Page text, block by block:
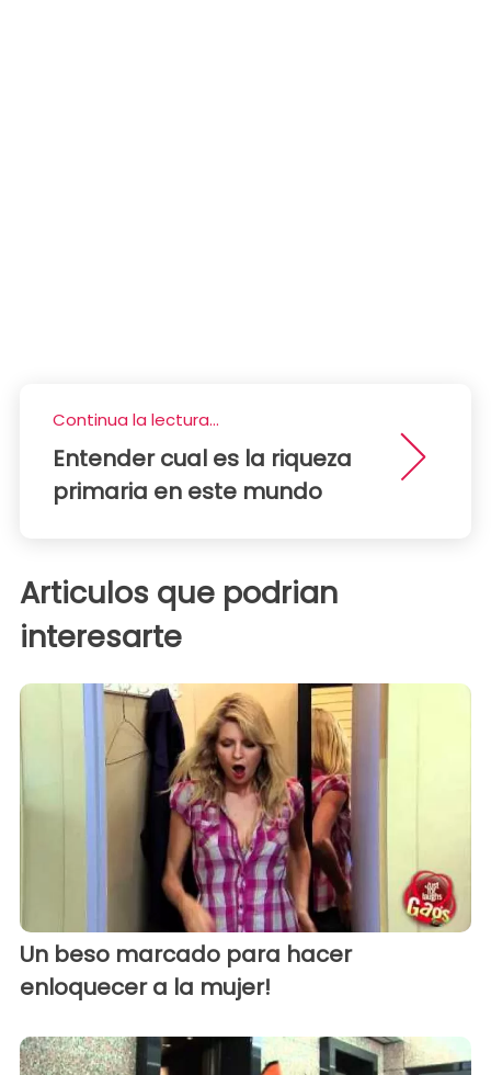
Continua la lectura...
Entender cual es la riqueza
primaria en este mundo
Articulos que podrian
interesarte
Un beso marcado para hacer
enloquecer a la mujer!